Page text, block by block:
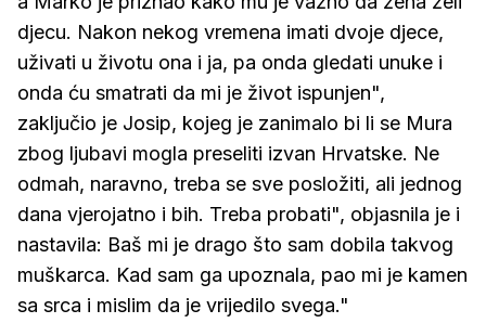
djecu. Nakon nekog vremena imati dvoje djece,
uživati u životu ona i ja, pa onda gledati unuke i
onda ću smatrati da mi je život ispunjen",
zaključio je Josip, kojeg je zanimalo bi li se Mura
zbog ljubavi mogla preseliti izvan Hrvatske. Ne
odmah, naravno, treba se sve posložiti, ali jednog
dana vjerojatno i bih. Treba probati", objasnila je i
nastavila: Baš mi je drago što sam dobila takvog
muškarca. Kad sam ga upoznala, pao mi je kamen
sa srca i mislim da je vrijedilo svega."